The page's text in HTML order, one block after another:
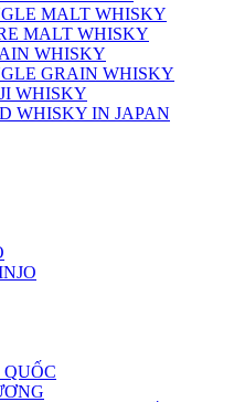
MALT WHISKY
MALT WHISKY
WHISKY
GRAIN WHISKY
WHISKY
WHISKY IN JAPAN